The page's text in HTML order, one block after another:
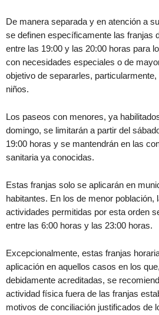
De manera separada y en atención a
se definen específicamente las franjas
entre las 19:00 y las 20:00 horas para
con necesidades especiales o de
objetivo de separarles,
niños.
Los paseos con menores, ya
domingo, se limitarán a partir del
19:00 horas y se mantendrán en las
sanitaria ya conocidas.
Estas franjas solo se aplicarán en
habitantes. En los de menor población,
actividades permitidas por esta orden
entre las 6:00 horas y las 23:00 horas.
Excepcionalmente, estas franjas
aplicación en aquellos casos en los
debidamente acreditadas, se
actividad física fuera de las franjas
motivos de conciliación justificados de